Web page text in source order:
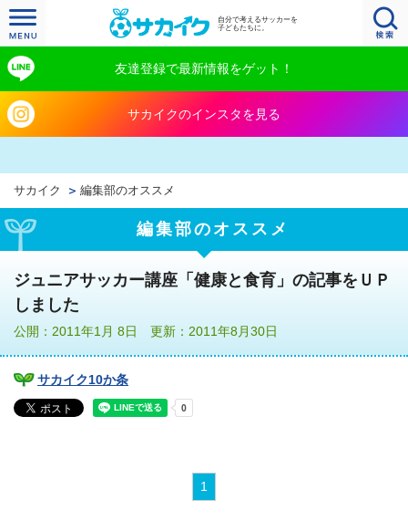
自分で考えるサッカーを
子どもたちに。
友達登録で最新情報をゲット！
サカイクのインスタを見る
サカイク 編集部のオススメ
編集部のオススメ
ジュニアサッカー講座「健康と食育」の記事をＵＰ
しました
公開：2011年1月 8日 更新：2011年8月30日
サカイク10か条
1